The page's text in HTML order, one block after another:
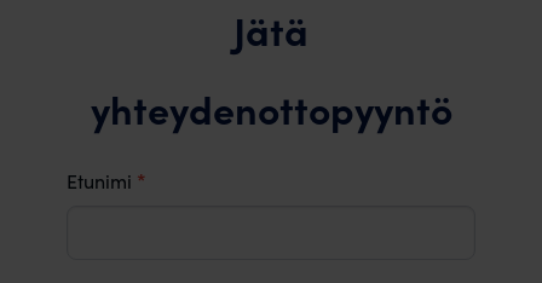
Jätä
yhteydenottopyyntö
B2B-
Etunimi *